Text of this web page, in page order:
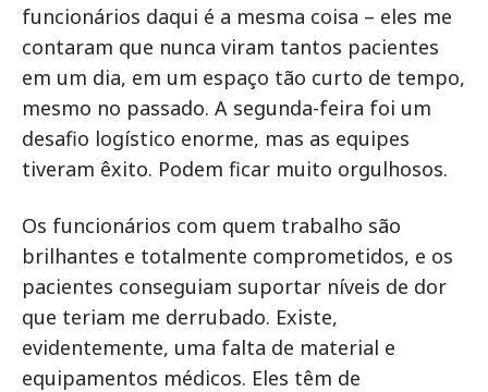
funcionários daqui é a mesma coisa – eles me
contaram que nunca viram tantos pacientes
em um dia, em um espaço tão curto de tempo,
mesmo no passado. A segunda-feira foi um
desafio logístico enorme, mas as equipes
tiveram êxito. Podem ficar muito orgulhosos.
Os funcionários com quem trabalho são
brilhantes e totalmente comprometidos, e os
pacientes conseguiam suportar níveis de dor
que teriam me derrubado. Existe,
evidentemente, uma falta de material e
equipamentos médicos. Eles têm de